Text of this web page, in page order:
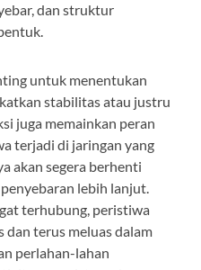
dan struktur
untuk menentukan
stabilitas atau justru
juga memainkan peran
terjadi di jaringan yang
akan segera berhenti
lebih lanjut.
terhubung, peristiwa
dan terus meluas dalam
perlahan-lahan